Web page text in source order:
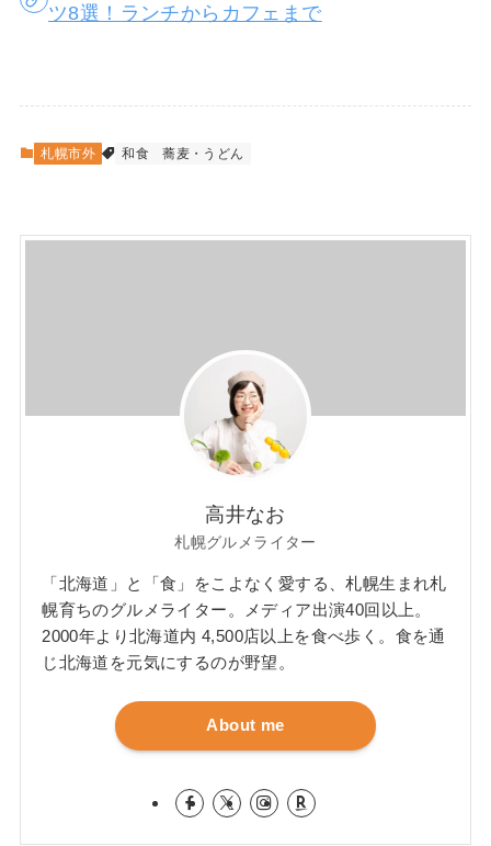
ツ8選！ランチからカフェまで
札幌市外 和食 蕎麦・うどん
高井なお
札幌グルメライター
「北海道」と「食」をこよなく愛する、札幌生まれ札
幌育ちのグルメライター。メディア出演40回以上。
2000年より北海道内 4,500店以上を食べ歩く。食を通
じ北海道を元気にするのが野望。
About me